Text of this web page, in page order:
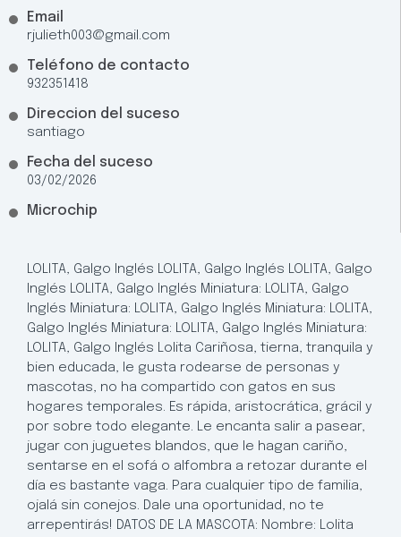
Email
rjulieth003@gmail.com
Teléfono de contacto
932351418
Direccion del suceso
santiago
Fecha del suceso
03/02/2026
Microchip
LOLITA, Galgo Inglés LOLITA, Galgo Inglés LOLITA, Galgo
Inglés LOLITA, Galgo Inglés Miniatura: LOLITA, Galgo
Inglés Miniatura: LOLITA, Galgo Inglés Miniatura: LOLITA,
Galgo Inglés Miniatura: LOLITA, Galgo Inglés Miniatura:
LOLITA, Galgo Inglés Lolita Cariñosa, tierna, tranquila y
bien educada, le gusta rodearse de personas y
mascotas, no ha compartido con gatos en sus
hogares temporales. Es rápida, aristocrática, grácil y
por sobre todo elegante. Le encanta salir a pasear,
jugar con juguetes blandos, que le hagan cariño,
sentarse en el sofá o alfombra a retozar durante el
día es bastante vaga. Para cualquier tipo de familia,
ojalá sin conejos. Dale una oportunidad, no te
arrepentirás! DATOS DE LA MASCOTA: Nombre: Lolita